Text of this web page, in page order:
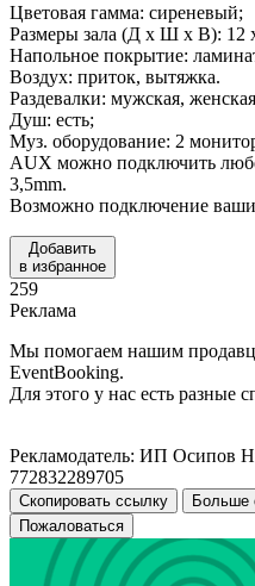
Цветовая гамма: сиреневый;
Размеры зала (Д х Ш х В): 12
Напольное покрытие:
Воздух: приток, вытяжка.
Раздевалки: мужская,
Душ: есть;
Муз. оборудование: 2
AUX можно подключить
3,5mm.
Возможно подключение
Добавить
в избранное
259
Реклама
Мы помогаем нашим
EventBooking.
Для этого у нас есть разные
Рекламодатель: ИП Осипов
772832289705
Скопировать ссылку
Больше
Пожаловаться